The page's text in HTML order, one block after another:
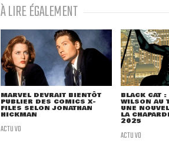
À LIRE ÉGALEMENT
MARVEL DEVRAIT BIENTÔT
PUBLIER DES COMICS X-
FILES SELON JONATHAN
HICKMAN
ACTU VO
BLACK CAT
WILSON AU
UNE
LA
2025
ACTU VO